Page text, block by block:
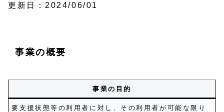
更新日：2024/06/01
事業の概要
事業の目的
要支援状態等の利用者に対し、その利用者が可能な限り